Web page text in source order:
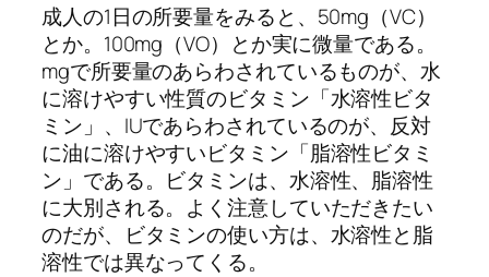
成人の1日の所要量をみると、50mg（VC）
とか。100mg（VO）とか実に微量である。
mgで所要量のあらわされているものが、水
に溶けやすい性質のビタミン「水溶性ビタ
ミン」、IUであらわされているのが、反対
に油に溶けやすいビタミン「脂溶性ビタミ
ン」である。ビタミンは、水溶性、脂溶性
に大別される。よく注意していただきたい
のだが、ビタミンの使い方は、水溶性と脂
溶性では異なってくる。